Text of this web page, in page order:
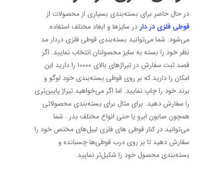
در حال حاضر برای بسته‌بندی بسیاری از محصولات از
قوطی‌ فلزی در دار در سایزها و ابعاد مختلف استفاده
می‌شود. شما می‌توانید بسته‌بندی قوطی فلزی دردار مد
نظر خود را بسته به سایز محصولتان انتخاب نمایید. اگر
قصد ثبت سفارش در تیراژ‌های بالای ۱۰۰۰۰ را دارید این
امکان را دارید که بر روی قوطی بسته‌بندی خود لوگو و
برند خود را چاپ نمایید. اما اگر می‌خواهید تیراژ پایین‌تری
را سفارش دهید. برای مثال برای بسته‌بندی محصولاتی
همچون صابون ابرو یا حتی انواع مختلف بذر . شما
می‌توانید در کنار قوطی های فلزی لیبل‌های مختص خود را
سفارش دهید تا بر روی درب قوطی‌ها چسبانده و
بسته‌بندی محصول خود را شکیل‌تر نمایید.